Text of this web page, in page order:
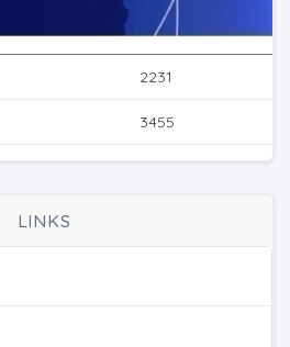
2231
3455
LINKS